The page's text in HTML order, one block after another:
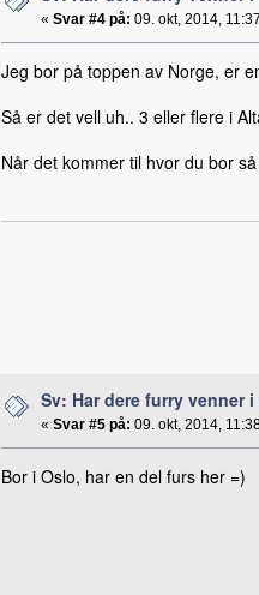
« Svar #4 på: 09. okt, 2014,
Jeg bor på toppen av Norge, er
Så er det vell uh.. 3 eller flere i
Når det kommer til hvor du bor
Sv: Har dere furry venner
« Svar #5 på: 09. okt, 2014,
Bor i Oslo, har en del furs her =)